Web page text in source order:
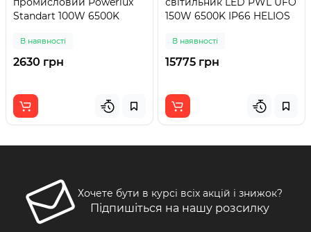
Standart 100W 6500K
В наявності
2630 грн
150W 6500K IP66 HELIOS
В наявності
15775 грн
Хочете бути в курсі всіх акцій і знижок?
Підпишіться на нашу розсилку